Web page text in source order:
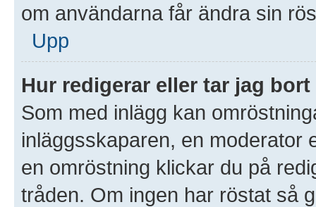
om användarna får ändra sin
Upp
Hur redigerar eller tar jag
Som med inlägg kan
inläggsskaparen, en moderator
en omröstning klickar du på
tråden. Om ingen har röstat så